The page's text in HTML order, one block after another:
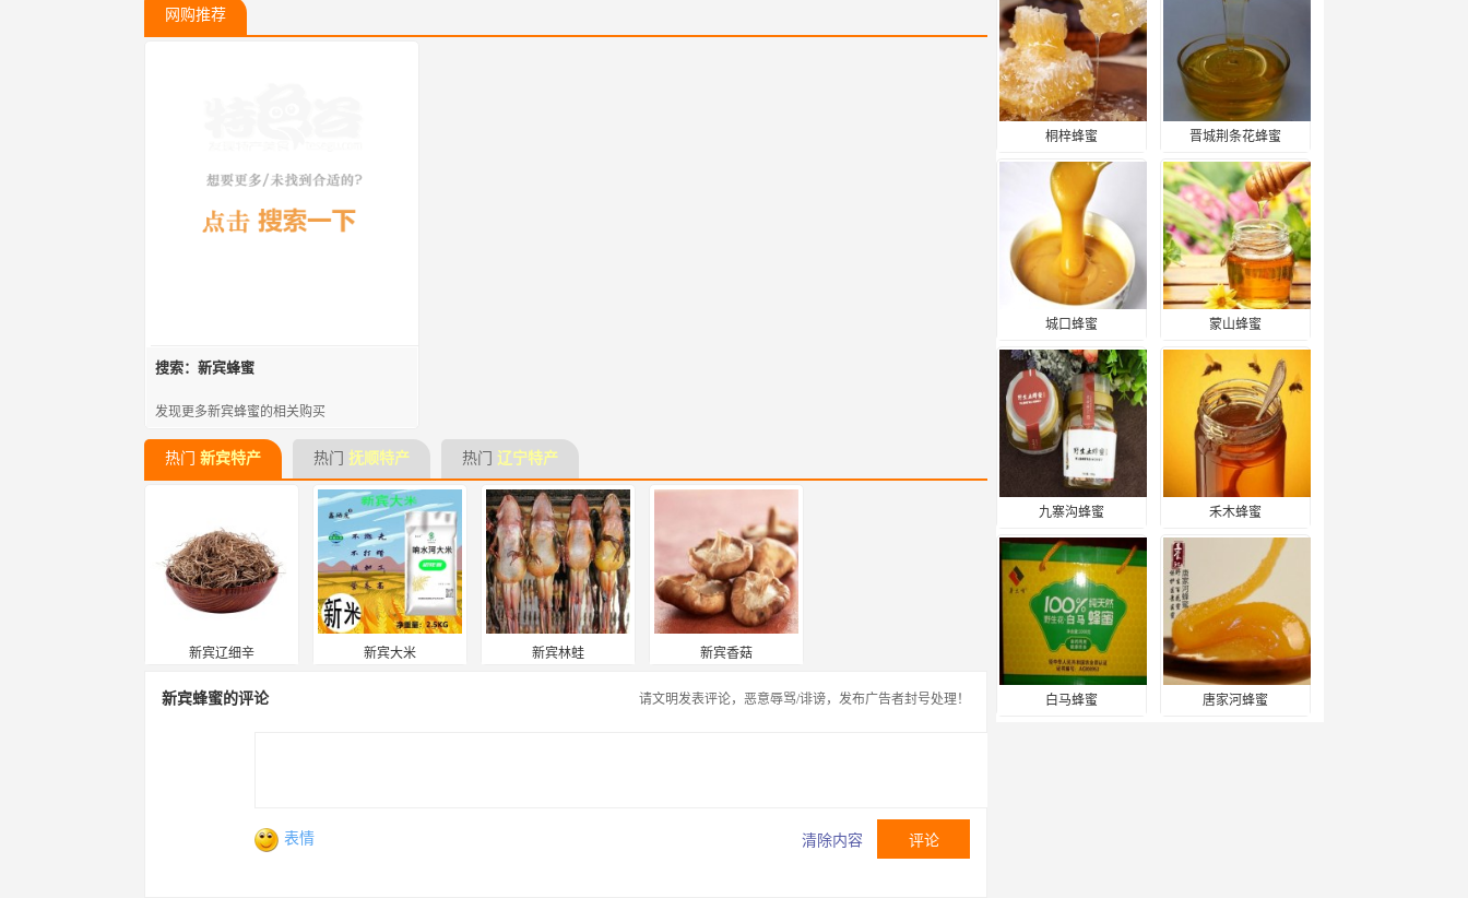
网购推荐
搜索：新宾蜂蜜
发现更多新宾蜂蜜的相关购买
热门 新宾特产 热门 抚顺特产 热门 辽宁特产
新宾辽细辛 新宾大米 新宾林蛙 新宾香菇
新宾蜂蜜的评论 请文明发表评论，恶意辱骂/诽谤，发布广告者封号处理！
清除内容
表情
桐梓蜂蜜 晋城荆条花蜂蜜
城口蜂蜜 蒙山蜂蜜
九寨沟蜂蜜 禾木蜂蜜
白马蜂蜜 唐家河蜂蜜